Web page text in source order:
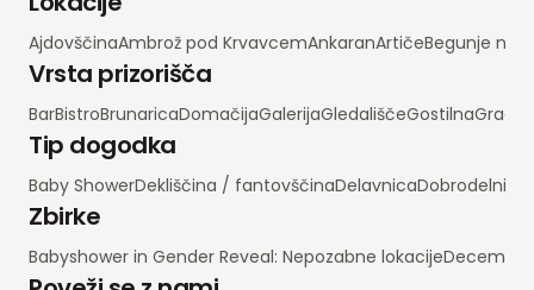
AjdovščinaAmbrož pod KrvavcemAnkaranArtičeBegunje na
Vrsta prizorišča
BarBistroBrunaricaDomačijaGalerijaGledališčeGostilnaGrad
Tip dogodka
Baby ShowerDekliščina / fantovščinaDelavnicaDobrodelni
Zbirke
Babyshower in Gender Reveal: Nepozabne lokacije